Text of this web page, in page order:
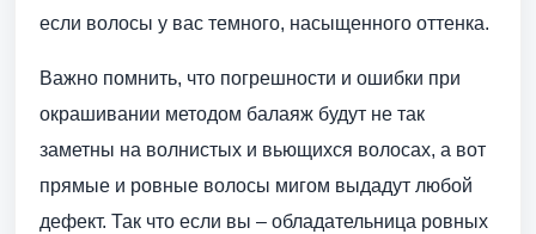
если волосы у вас темного, насыщенного оттенка.
Важно помнить, что погрешности и ошибки при
окрашивании методом балаяж будут не так
заметны на волнистых и вьющихся волосах, а вот
прямые и ровные волосы мигом выдадут любой
дефект. Так что если вы – обладательница ровных